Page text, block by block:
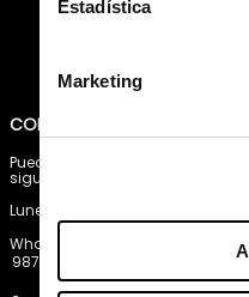
Estadística
Marketing
He leído y acepto la
Pagos 100%
Envío a Lima y a